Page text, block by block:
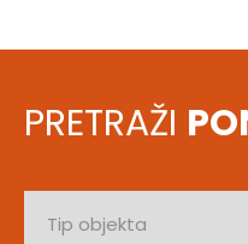
PRETRAŽI